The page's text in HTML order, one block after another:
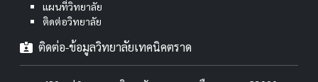
แผนที่วิทยาลัย
ติดต่อวิทยาลัย
ติดต่อ-ข้อมูลวิทยาลัยเทคนิคตราด